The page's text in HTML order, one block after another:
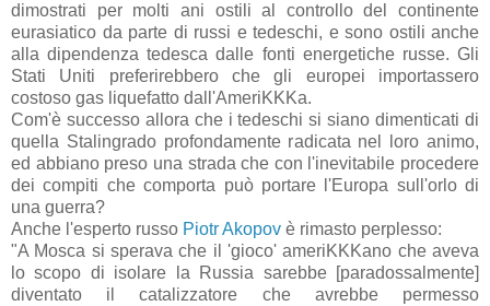
dimostrati per molti ani ostili al controllo del continente
eurasiatico da parte di russi e tedeschi, e sono ostili anche
alla dipendenza tedesca dalle fonti energetiche russe. Gli
Stati Uniti preferirebbero che gli europei importassero
costoso gas liquefatto dall'AmeriKKKa.
Com'è successo allora che i tedeschi si siano dimenticati di
quella Stalingrado profondamente radicata nel loro animo,
ed abbiano preso una strada che con l'inevitabile procedere
dei compiti che comporta può portare l'Europa sull'orlo di
una guerra?
Anche l'esperto russo Piotr Akopov è rimasto perplesso:
"A Mosca si sperava che il 'gioco' ameriKKKano che aveva
lo scopo di isolare la Russia sarebbe [paradossalmente]
diventato il catalizzatore che avrebbe permesso